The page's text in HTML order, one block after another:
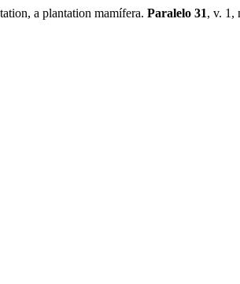
a plantation mamífera. Paralelo 31, v. 1,